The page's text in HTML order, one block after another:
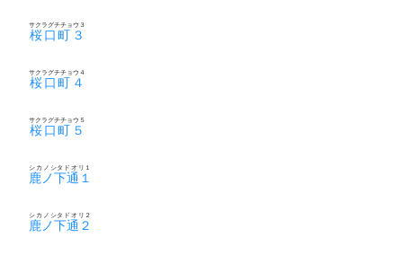
桜口町３
サクラグチチョウ３
桜口町４
サクラグチチョウ４
桜口町５
サクラグチチョウ５
鹿ノ下通１
シカノシタドオリ１
鹿ノ下通２
シカノシタドオリ２